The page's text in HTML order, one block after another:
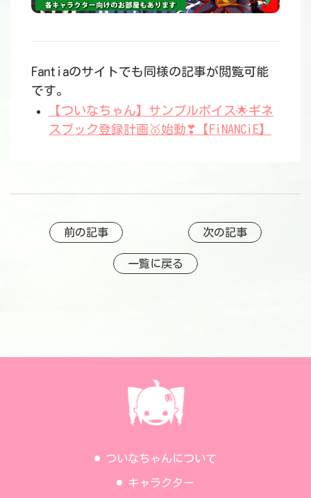
Fantiaのサイトでも同様の記事が閲覧可能
です。
【ついなちゃん】サンプルボイス🌟ギネ
スブック登録計画🥇始動❣【FiNANCiE】
前の記事 次の記事
一覧に戻る
ついなちゃんについて
キャラクター